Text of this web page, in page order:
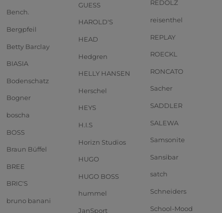
Bench.
Bergpfeil
Betty Barclay
BIASIA
Bodenschatz
Bogner
boscha
BOSS
Braun Büffel
BREE
BRIC'S
bruno banani
GUESS
HAROLD'S
HEAD
Hedgren
HELLY HANSEN
Herschel
HEYS
H.I.S
Horizn Studios
HUGO
HUGO BOSS
hummel
JanSport
REDOLZ
reisenthel
REPLAY
ROECKL
RONCATO
Sacher
SADDLER
SALEWA
Samsonite
Sansibar
satch
Schneiders
School-Mood